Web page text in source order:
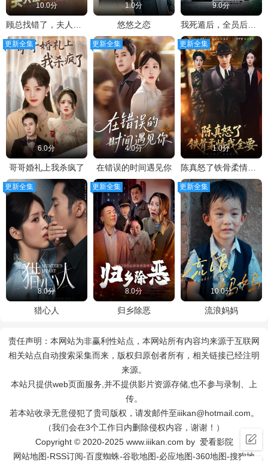
10.0分 1.0分
悠悠之恋
9.0分
我死遁后，全员后悔了
更新全集
6.0分
哥哥婚礼上我杀疯了
更新全集
4.0分
在错误的时间遇见你
更新全集
1.0分
陈真怒了铁骨柔情我全要
更新全集
8.0分
猎心人
更新全集
8.0分
归乡除恶
更新全集
10.0分
流浪妈妈
责任声明：本网站为非赢利性站点，本网站所有内容均来源于互联网
相关站点自动搜索采集而来，版权归原创者所有，相关链接已经注明
来源。
本站只提供web页面服务,并不提供影片资源存储,也不参与录制、上
传。
若本站收录无意侵犯了贵司版权，请发邮件至iiikan@hotmail.com。
（我们会在3个工作日内删除侵权内容，谢谢！）
Copyright © 2020-2025 www.iiikan.com by 爱看影院
网站地图-RSS订阅-百度蜘蛛-谷歌地图-必应地图-360地图-搜狗地